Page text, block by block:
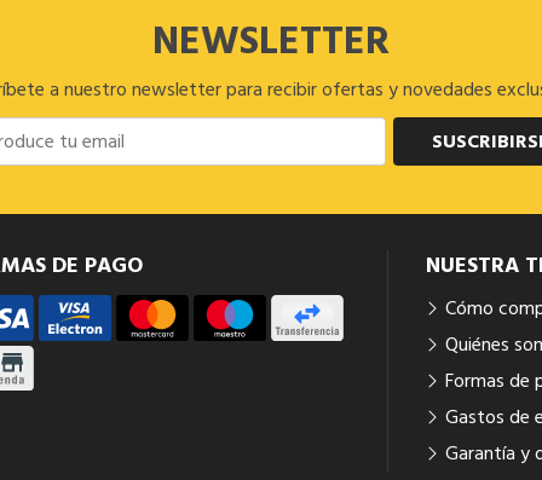
NEWSLETTER
a nuestro newsletter para recibir ofertas y novedades
DE PAGO NUESTRA
Cómo
Quiénes
Formas de
Gastos de
Garantía y